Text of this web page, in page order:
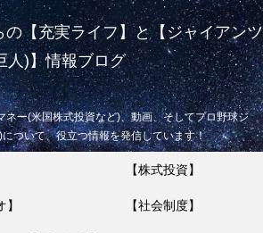
の【充実ライフ】と【ジャイアンツ
人)】情報ブログ
ネー(米国株式投資など)、動画、そしてプロ野球ジ
ついて、役立つ情報を発信しています！
【株式投資】
【社会制度】